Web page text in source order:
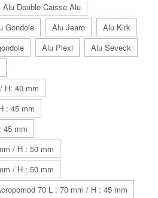
Alu Double Caisse Alu
Gondole Alu Jearo
Alu Kirk
Alu Plexi
Alu Seveck
H: 40 mm
: 45 mm
45 mm
/ H : 50 mm
/ H : 50 mm
70 L : 70 mm / H : 45 mm